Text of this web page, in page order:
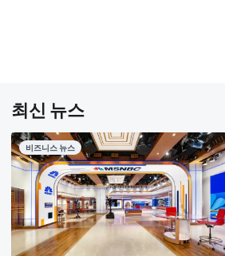
최신 뉴스
비즈니스 뉴스